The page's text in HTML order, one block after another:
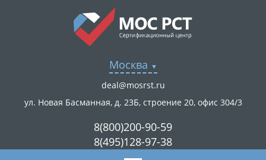
Москва
deal@mosrst.ru
ул. Новая Басманная, д. 23Б, строение 20, офис 304/3
8(800)200-90-59
8(495)128-97-38